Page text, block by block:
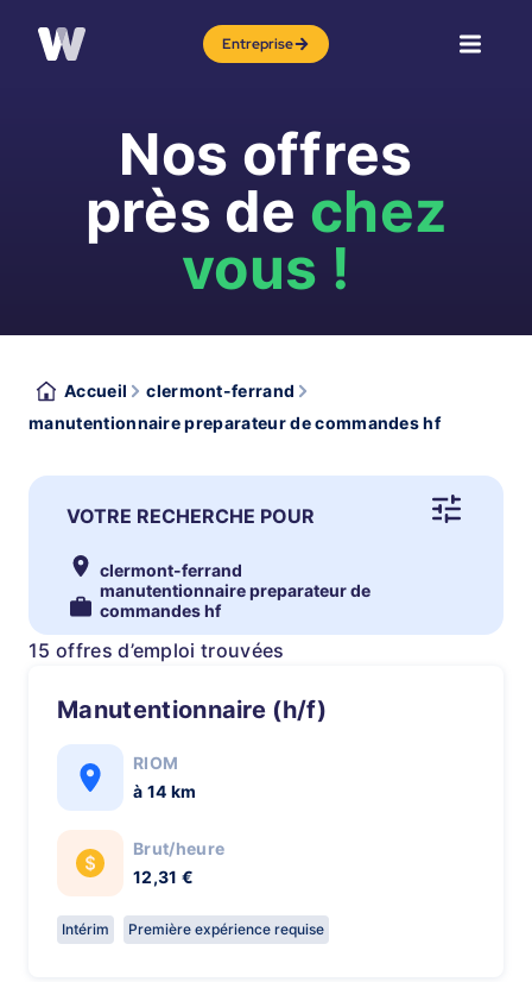
Entreprise
Nos offres
près de chez
vous !
Accueil
clermont-ferrand
manutentionnaire preparateur de commandes hf
VOTRE RECHERCHE POUR
clermont-ferrand
manutentionnaire preparateur de
commandes hf
15 offres d’emploi trouvées
Manutentionnaire (h/f)
RIOM
à 14 km
Brut/heure
12,31 €
Intérim Première expérience requise